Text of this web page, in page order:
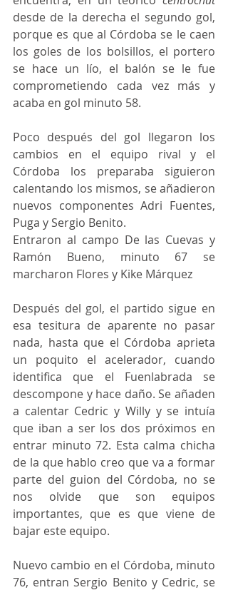
desde de la derecha el segundo gol,
porque es que al Córdoba se le caen
los goles de los bolsillos, el portero
se hace un lío, el balón se le fue
comprometiendo cada vez más y
acaba en gol minuto 58.
Poco después del gol llegaron los
cambios en el equipo rival y el
Córdoba los preparaba siguieron
calentando los mismos, se añadieron
nuevos componentes Adri Fuentes,
Puga y Sergio Benito.
Entraron al campo De las Cuevas y
Ramón Bueno, minuto 67 se
marcharon Flores y Kike Márquez
Después del gol, el partido sigue en
esa tesitura de aparente no pasar
nada, hasta que el Córdoba aprieta
un poquito el acelerador, cuando
identifica que el Fuenlabrada se
descompone y hace daño. Se añaden
a calentar Cedric y Willy y se intuía
que iban a ser los dos próximos en
entrar minuto 72. Esta calma chicha
de la que hablo creo que va a formar
parte del guion del Córdoba, no se
nos olvide que son equipos
importantes, que es que viene de
bajar este equipo.
Nuevo cambio en el Córdoba, minuto
76, entran Sergio Benito y Cedric, se